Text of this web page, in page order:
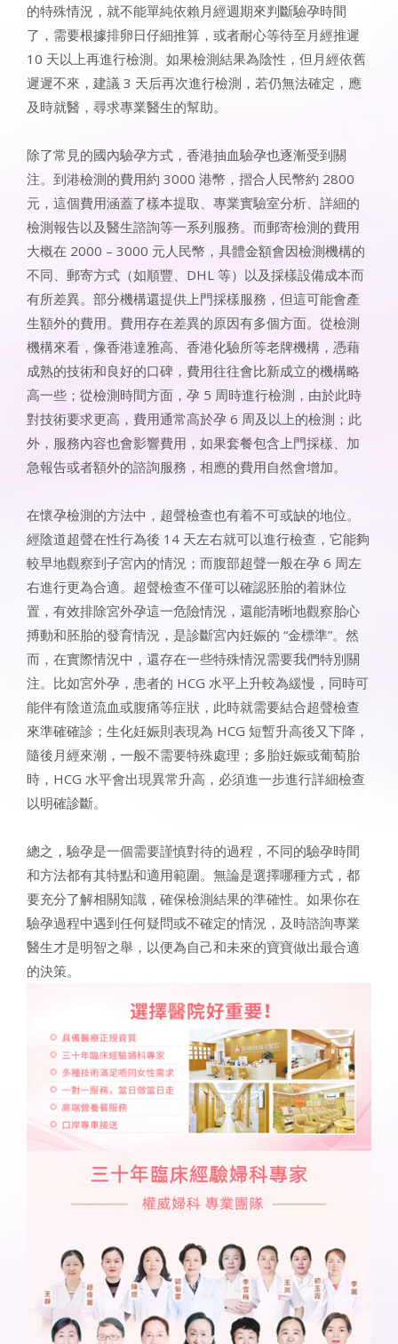
的特殊情況，就不能單純依賴月經週期來判斷驗孕時間
了，需要根據排卵日仔細推算，或者耐心等待至月經推遲
10 天以上再進行檢測。如果檢測結果為陰性，但月經依舊
遲遲不來，建議 3 天后再次進行檢測，若仍無法確定，應
及時就醫，尋求專業醫生的幫助。​
除了常見的國內驗孕方式，香港抽血驗孕也逐漸受到關
注。到港檢測的費用約 3000 港幣，摺合人民幣約 2800
元，這個費用涵蓋了樣本提取、專業實驗室分析、詳細的
檢測報告以及醫生諮詢等一系列服務。而郵寄檢測的費用
大概在 2000 – 3000 元人民幣，具體金額會因檢測機構的
不同、郵寄方式（如順豐、DHL 等）以及採樣設備成本而
有所差異。部分機構還提供上門採樣服務，但這可能會產
生額外的費用。費用存在差異的原因有多個方面。從檢測
機構來看，像香港達雅高、香港化驗所等老牌機構，憑藉
成熟的技術和良好的口碑，費用往往會比新成立的機構略
高一些；從檢測時間方面，孕 5 周時進行檢測，由於此時
對技術要求更高，費用通常高於孕 6 周及以上的檢測；此
外，服務內容也會影響費用，如果套餐包含上門採樣、加
急報告或者額外的諮詢服務，相應的費用自然會增加。​
在懷孕檢測的方法中，超聲檢查也有着不可或缺的地位。
經陰道超聲在性行為後 14 天左右就可以進行檢查，它能夠
較早地觀察到子宮內的情況；而腹部超聲一般在孕 6 周左
右進行更為合適。超聲檢查不僅可以確認胚胎的着牀位
置，有效排除宮外孕這一危險情況，還能清晰地觀察胎心
搏動和胚胎的發育情況，是診斷宮內妊娠的 “金標準”。然
而，在實際情況中，還存在一些特殊情況需要我們特別關
注。比如宮外孕，患者的 HCG 水平上升較為緩慢，同時可
能伴有陰道流血或腹痛等症狀，此時就需要結合超聲檢查
來準確確診；生化妊娠則表現為 HCG 短暫升高後又下降，
隨後月經來潮，一般不需要特殊處理；多胎妊娠或葡萄胎
時，HCG 水平會出現異常升高，必須進一步進行詳細檢查
以明確診斷。​
總之，驗孕是一個需要謹慎對待的過程，不同的驗孕時間
和方法都有其特點和適用範圍。無論是選擇哪種方式，都
要充分了解相關知識，確保檢測結果的準確性。如果你在
驗孕過程中遇到任何疑問或不確定的情況，及時諮詢專業
醫生才是明智之舉，以便為自己和未來的寶寶做出最合適
的決策。